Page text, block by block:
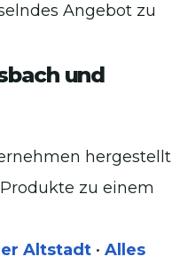
Angebot zu
und
hergestellt
zu einem
Altstadt • Alles